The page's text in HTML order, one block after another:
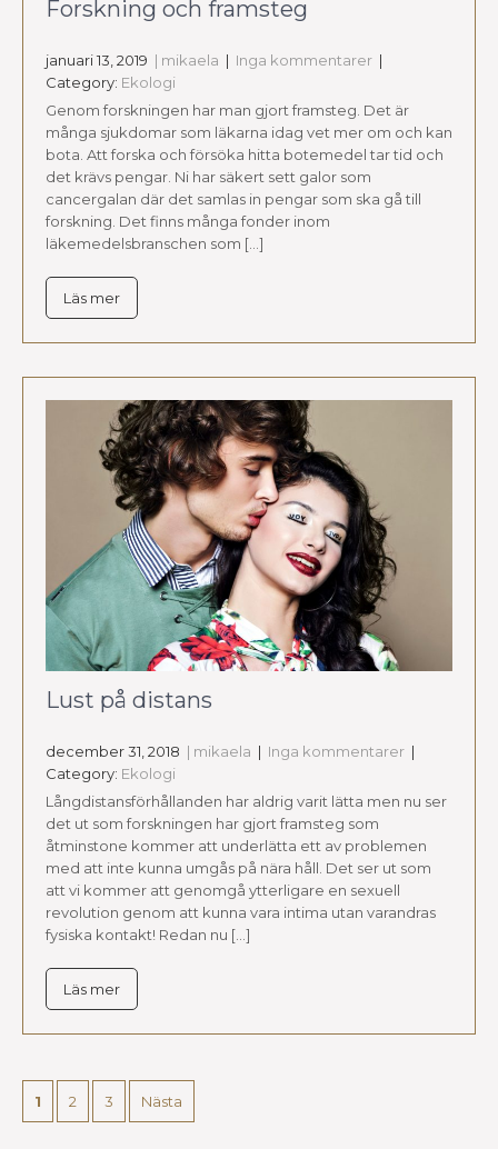
Forskning och framsteg
januari 13, 2019 | mikaela | Inga kommentarer |
Category: Ekologi
Genom forskningen har man gjort framsteg. Det är
många sjukdomar som läkarna idag vet mer om och kan
bota. Att forska och försöka hitta botemedel tar tid och
det krävs pengar. Ni har säkert sett galor som
cancergalan där det samlas in pengar som ska gå till
forskning. Det finns många fonder inom
läkemedelsbranschen som […]
Läs mer
Lust på distans
december 31, 2018 | mikaela | Inga kommentarer |
Category: Ekologi
Långdistansförhållanden har aldrig varit lätta men nu ser
det ut som forskningen har gjort framsteg som
åtminstone kommer att underlätta ett av problemen
med att inte kunna umgås på nära håll. Det ser ut som
att vi kommer att genomgå ytterligare en sexuell
revolution genom att kunna vara intima utan varandras
fysiska kontakt! Redan nu […]
Läs mer
FÖR
INLÄGG
1 2 3 Nästa